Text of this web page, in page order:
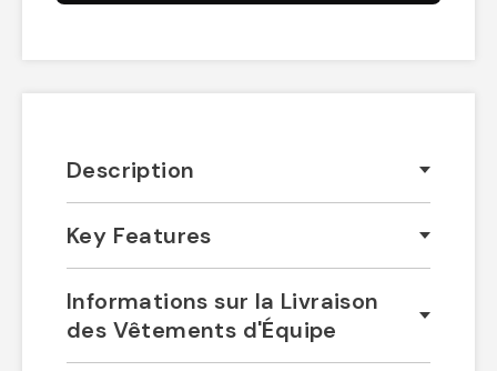
Description
Key Features
Informations sur la Livraison
des Vêtements d'Équipe